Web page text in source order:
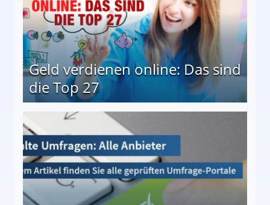
Geld verdienen online: Das sind
die Top 27